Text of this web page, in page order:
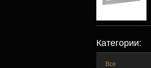
Категории:
Все